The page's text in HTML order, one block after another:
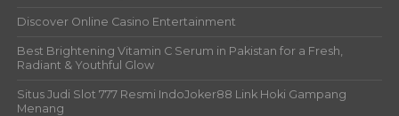
Discover Online Casino Entertainment
Best Brightening Vitamin C Serum in Pakistan for a Fresh,
Radiant & Youthful Glow
Situs Judi Slot 777 Resmi IndoJoker88 Link Hoki Gampang
Menang